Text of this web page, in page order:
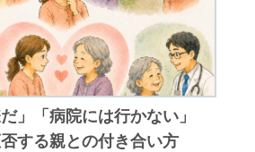
」「病院には行かない」
する親との付き合い方